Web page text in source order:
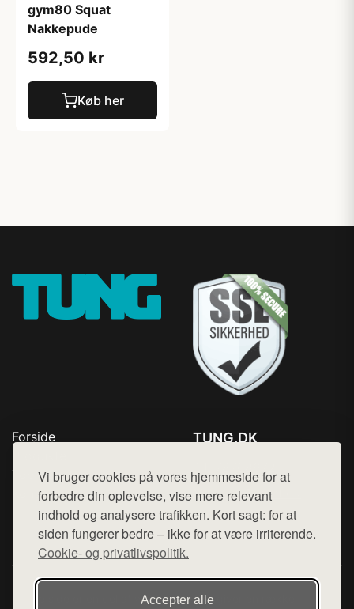
Vi bruger cookies på vores hjemmeside for at
forbedre din oplevelse, vise mere relevant
indhold og analysere trafikken. Kort sagt: for at
siden fungerer bedre – ikke for at være irriterende.
Cookie- og privatlivspolitik.
Accepter alle
gym80 Squat
Nakkepude
592,50 kr
Køb her
Forside
Top Rabatter
Kontakt
TUNG.DK
Mail: hej@want.dk
Cookie- og privatlivspolitik
Denne side er en del af want.dk, der udgiver en række